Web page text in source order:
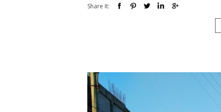
Share It: